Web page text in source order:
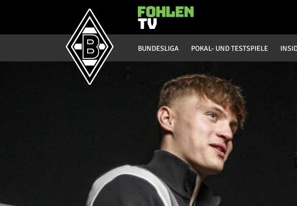
BUNDESLIGA POKAL- UND TESTSPIELE
Saison 20/21
Saison 19/20
Saison 18/19
Saison 17/18
Saison 16/17
Saison 15/16
Saison 14/15
Saison 13/14
Saison 12/13
Saison 11/12
DFB Pokal
Champions League
Europa League
Testspiele